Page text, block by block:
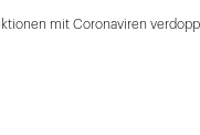
mit Coronaviren